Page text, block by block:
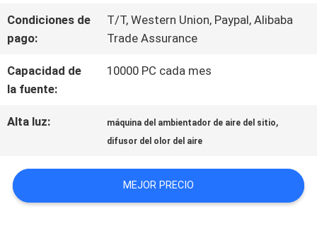
CALIDAD
ÉNTRENOS
EN
CONTACTO
Condiciones de
pago:
T/T, Western Union, Paypal, Alibaba
Trade Assurance
Capacidad de
la fuente:
10000 PC cada mes
Alta luz: máquina del ambientador de aire del sitio,
difusor del olor del aire
MEJOR PRECIO